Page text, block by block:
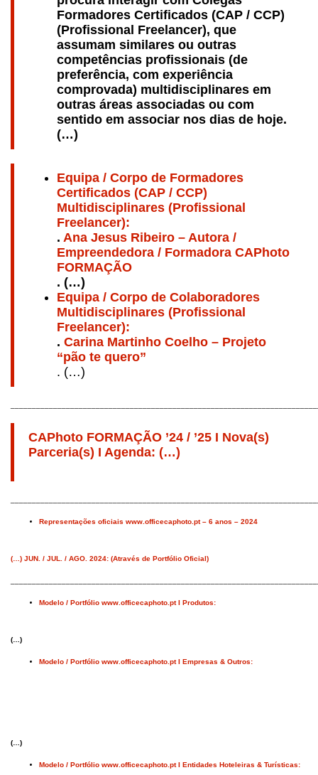
Formadores Certificados (CAP / CCP)
(Profissional Freelancer), que
assumam similares ou outras
competências profissionais (de
preferência, com experiência
comprovada) multidisciplinares em
outras áreas associadas ou com
sentido em associar nos dias de hoje.
(…)
Equipa / Corpo de Formadores
Certificados (CAP / CCP)
Multidisciplinares (Profissional
Freelancer):
. Ana Jesus Ribeiro – Autora /
Empreendedora / Formadora CAPhoto
FORMAÇÃO
. (…)
Equipa / Corpo de Colaboradores
Multidisciplinares (Profissional
Freelancer):
. Carina Martinho Coelho – Projeto
“pão te quero”
. (…)
CAPhoto FORMAÇÃO ’24 / ’25 I Nova(s)
Parceria(s) I Agenda: (…)
Representações oficiais www.officecaphoto.pt – 6 anos – 2024
(…) JUN. / JUL. / AGO. 2024: (Através de Portfólio Oficial)
Modelo / Portfólio www.officecaphoto.pt I Produtos:
(…)
Modelo / Portfólio www.officecaphoto.pt I Empresas & Outros:
(…)
Modelo / Portfólio www.officecaphoto.pt I Entidades Hoteleiras & Turísticas: